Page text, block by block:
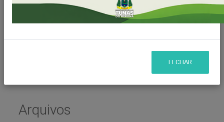
Plano Municipal de Assistência Social 2025<<<
Arquivos
FECHAR